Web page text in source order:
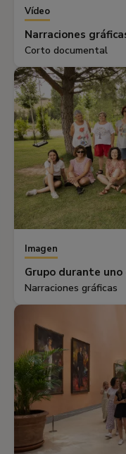
Vídeo
Narraciones
Corto documental
Imagen
Grupo durante
Narraciones gráficas